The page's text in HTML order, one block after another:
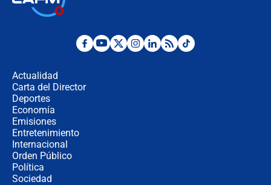
¿Por qué De la Espriella gobernará
Actualidad
Carta del Director
Deportes
Economía
Emisiones
Entretenimiento
Internacional
Orden Público
Política
Sociedad